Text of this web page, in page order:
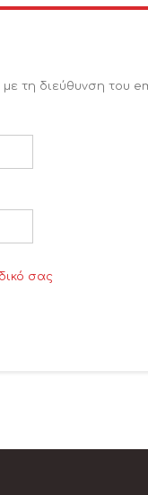
τη διεύθυνση του
σας